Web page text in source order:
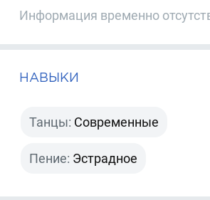
Информация временно
НАВЫКИ
Танцы: Современные
Пение: Эстрадное